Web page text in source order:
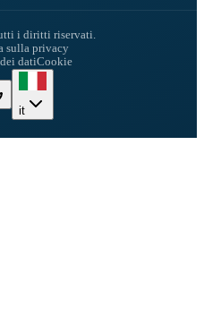
i diritti riservati.
sulla privacy
datiCookie
it